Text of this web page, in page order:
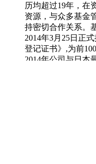
历均超过19年，在
资源，与众多基金
持密切合作关系。
2014年3月25日正
登记证书》,为前
2014年公司与日本